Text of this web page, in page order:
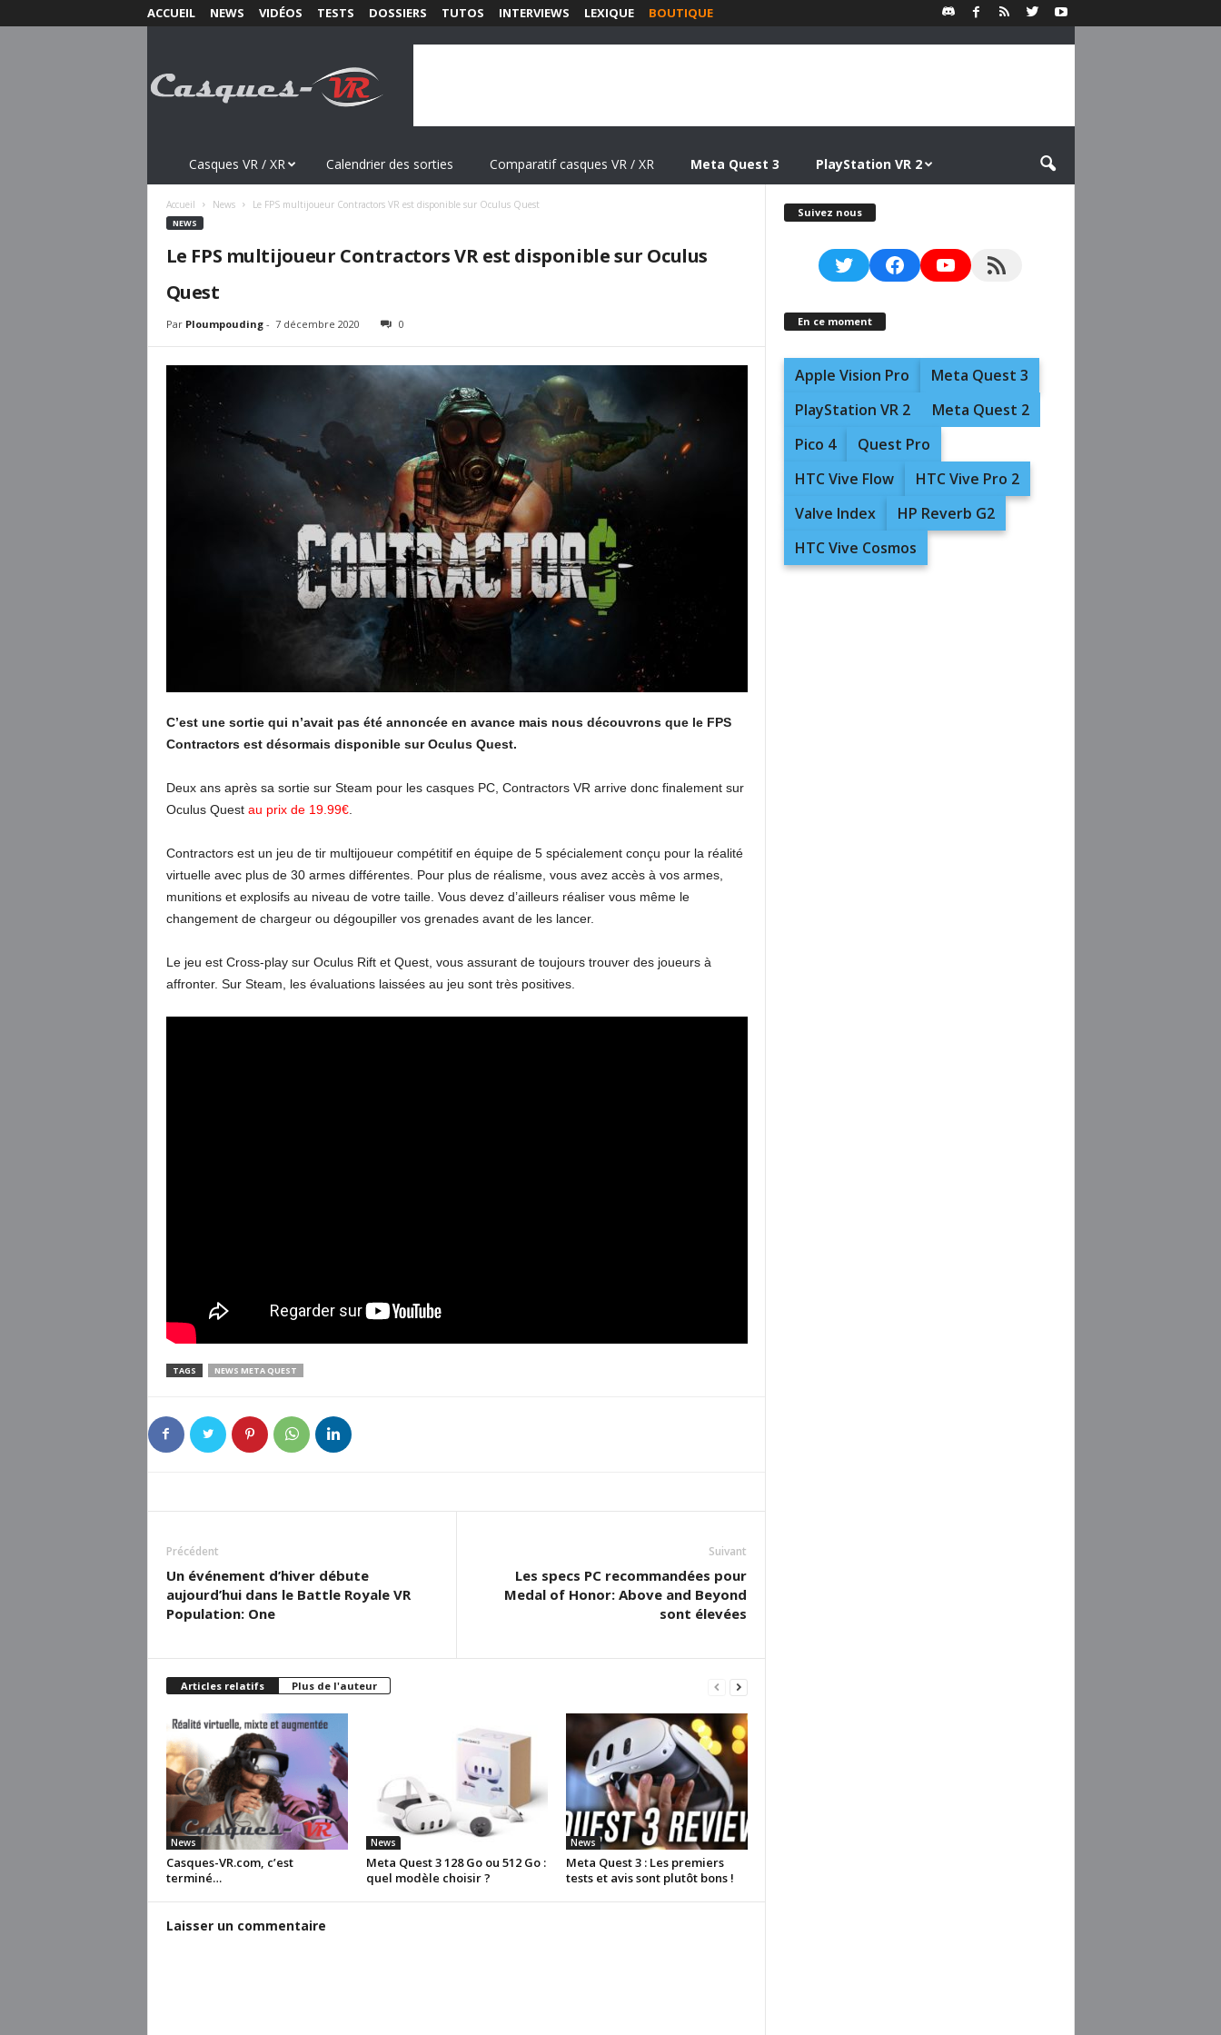
ACCUEIL NEWS VIDÉOS TESTS DOSSIERS TUTOS INTERVIEWS LEXIQUE BOUTIQUE
s
Casques VR / XR Calendrier des sorties Comparatif casques VR / XR Meta Quest 3 PlayStation VR 2
Accueil News Le FPS multijoueur Contractors VR est disponible sur Oculus Quest
NEWS
Le FPS multijoueur Contractors VR est disponible sur Oculus
Quest
Par Ploumpouding- 7 décembre 2020 0
C’est une sortie qui n’avait pas été annoncée en avance mais nous découvrons que le FPS
Contractors est désormais disponible sur Oculus Quest.
Deux ans après sa sortie sur Steam pour les casques PC, Contractors VR arrive donc finalement sur
Oculus Quest au prix de 19.99€.
Contractors est un jeu de tir multijoueur compétitif en équipe de 5 spécialement conçu pour la réalité
virtuelle avec plus de 30 armes différentes. Pour plus de réalisme, vous avez accès à vos armes,
munitions et explosifs au niveau de votre taille. Vous devez d’ailleurs réaliser vous même le
changement de chargeur ou dégoupiller vos grenades avant de les lancer.
Le jeu est Cross-play sur Oculus Rift et Quest, vous assurant de toujours trouver des joueurs à
affronter. Sur Steam, les évaluations laissées au jeu sont très positives.
TAGS NEWS META QUEST
Précédent
Un événement d’hiver débute
aujourd’hui dans le Battle Royale VR
Population: One
Suivant
Les specs PC recommandées pour
Medal of Honor: Above and Beyond
sont élevées
Articles relatifs Plus de l'auteur
News
Casques-VR.com, c’est
terminé…
News
Meta Quest 3 128 Go ou 512 Go :
quel modèle choisir ?
News
Meta Quest 3 : Les premiers
tests et avis sont plutôt bons !
Laisser un commentaire
Suivez nous
TwitterFacebookYouTubeRSS Feed
En ce moment
Apple Vision Pro
Meta Quest 3
PlayStation VR 2
Meta Quest 2
Pico 4
Quest Pro
HTC Vive Flow
HTC Vive Pro 2
Valve Index
HP Reverb G2
HTC Vive Cosmos